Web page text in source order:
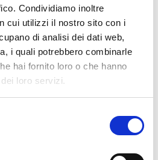
Condividiamo inoltre
cui utilizzi il nostro sito con i
di analisi dei dati web,
i quali potrebbero combinarle
hai fornito loro o che hanno
loro servizi.